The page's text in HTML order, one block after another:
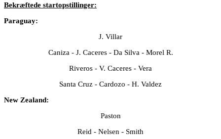
Bekræftede startopstillinger:
Paraguay:
J. Villar
Caniza - J. Caceres - Da Silva - Morel R.
Riveros - V. Caceres - Vera
Santa Cruz - Cardozo - H. Valdez
New Zealand:
Paston
Reid - Nelsen - Smith